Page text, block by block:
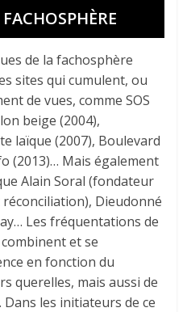
de la fachosphère
sites qui cumulent, ou
de vues, comme SOS
beige (2004),
laïque (2007), Boulevard
(2013)… Mais également
Alain Soral (fondateur
réconciliation), Dieudonné
Les fréquentations de
et se
en fonction du
querelles, mais aussi de
les initiateurs de ce